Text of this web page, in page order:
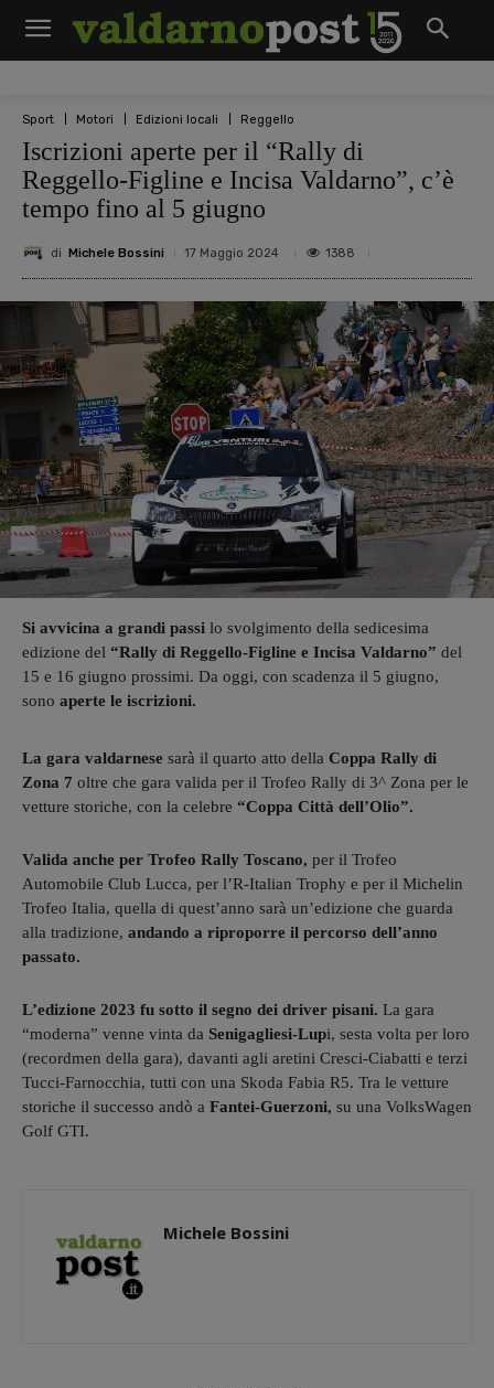
Sport Motori Edizioni locali Reggello
Iscrizioni aperte per il “Rally di
Reggello-Figline e Incisa Valdarno”, c’è
tempo fino al 5 giugno
di Michele Bossini 17 Maggio 2024 1388
Si avvicina a grandi passi lo svolgimento della sedicesima
edizione del “Rally di Reggello-Figline e Incisa Valdarno” del
15 e 16 giugno prossimi. Da oggi, con scadenza il 5 giugno,
sono aperte le iscrizioni.
La gara valdarnese sarà il quarto atto della Coppa Rally di
Zona 7 oltre che gara valida per il Trofeo Rally di 3^ Zona per le
vetture storiche, con la celebre “Coppa Città dell’Olio”.
Valida anche per Trofeo Rally Toscano, per il Trofeo
Automobile Club Lucca, per l’R-Italian Trophy e per il Michelin
Trofeo Italia, quella di quest’anno sarà un’edizione che guarda
alla tradizione, andando a riproporre il percorso dell’anno
passato.
L’edizione 2023 fu sotto il segno dei driver pisani. La gara
“moderna” venne vinta da Senigagliesi-Lupi, sesta volta per loro
(recordmen della gara), davanti agli aretini Cresci-Ciabatti e terzi
Tucci-Farnocchia, tutti con una Skoda Fabia R5. Tra le vetture
storiche il successo andò a Fantei-Guerzoni, su una VolksWagen
Golf GTI.
Michele Bossini